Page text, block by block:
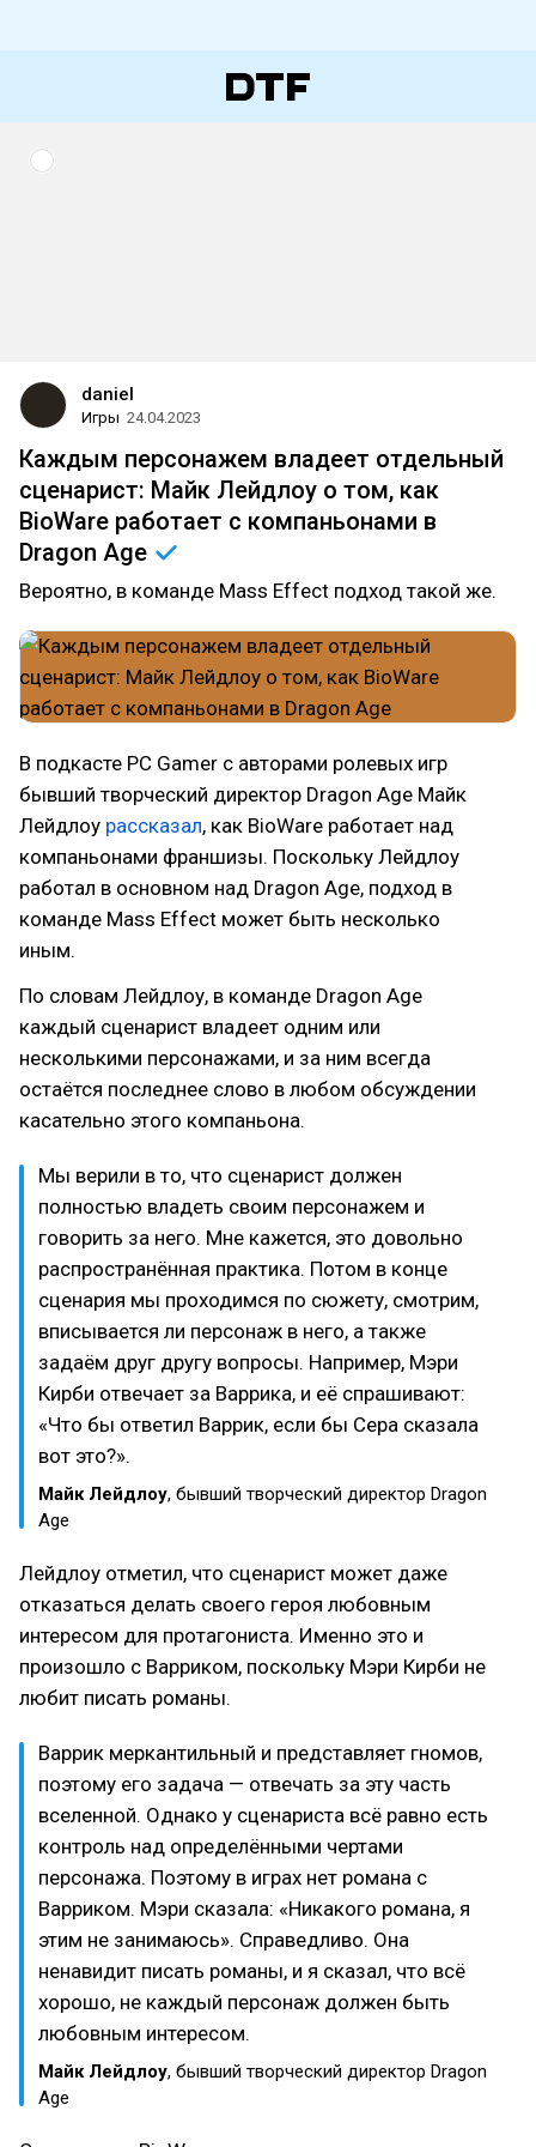
daniel
Игры 24.04.2023
Каждым персонажем владеет отдельный
сценарист: Майк Лейдлоу о том, как
BioWare работает с компаньонами в
Dragon Age
Вероятно, в команде Mass Effect подход такой же.
В подкасте PC Gamer с авторами ролевых игр
бывший творческий директор Dragon Age Майк
Лейдлоу рассказал, как BioWare работает над
компаньонами франшизы. Поскольку Лейдлоу
работал в основном над Dragon Age, подход в
команде Mass Effect может быть несколько
иным.
По словам Лейдлоу, в команде Dragon Age
каждый сценарист владеет одним или
несколькими персонажами, и за ним всегда
остаётся последнее слово в любом обсуждении
касательно этого компаньона.
Мы верили в то, что сценарист должен
полностью владеть своим персонажем и
говорить за него. Мне кажется, это довольно
распространённая практика. Потом в конце
сценария мы проходимся по сюжету, смотрим,
вписывается ли персонаж в него, а также
задаём друг другу вопросы. Например, Мэри
Кирби отвечает за Варрика, и её спрашивают:
«Что бы ответил Варрик, если бы Сера сказала
вот это?».
Майк Лейдлоу, бывший творческий директор Dragon
Age
Лейдлоу отметил, что сценарист может даже
отказаться делать своего героя любовным
интересом для протагониста. Именно это и
произошло с Варриком, поскольку Мэри Кирби не
любит писать романы.
Варрик меркантильный и представляет гномов,
поэтому его задача — отвечать за эту часть
вселенной. Однако у сценариста всё равно есть
контроль над определёнными чертами
персонажа. Поэтому в играх нет романа с
Варриком. Мэри сказала: «Никакого романа, я
этим не занимаюсь». Справедливо. Она
ненавидит писать романы, и я сказал, что всё
хорошо, не каждый персонаж должен быть
любовным интересом.
Майк Лейдлоу, бывший творческий директор Dragon
Age